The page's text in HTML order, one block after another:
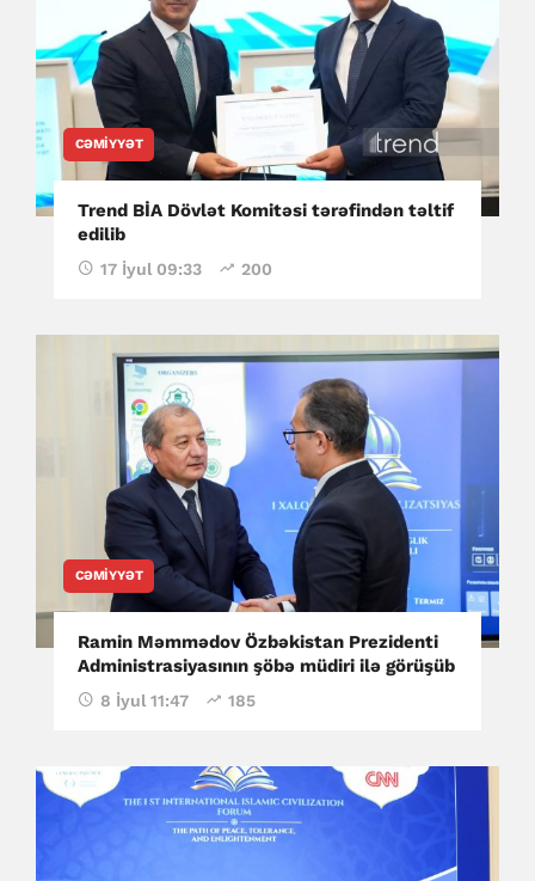
CƏMIYYƏT
Trend BİA Dövlət Komitəsi tərəfindən təltif
edilib
17 İyul 09:33 200
CƏMIYYƏT
Ramin Məmmədov Özbəkistan Prezidenti
Administrasiyasının şöbə müdiri ilə görüşüb
8 İyul 11:47 185